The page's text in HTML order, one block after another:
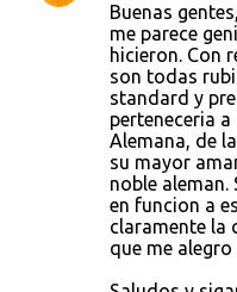
Buenas
me parece
hicieron. Con
son todas
standard y
perteneceria
Alemana, de
su mayor
noble aleman.
en funcion a
claramente la
que me